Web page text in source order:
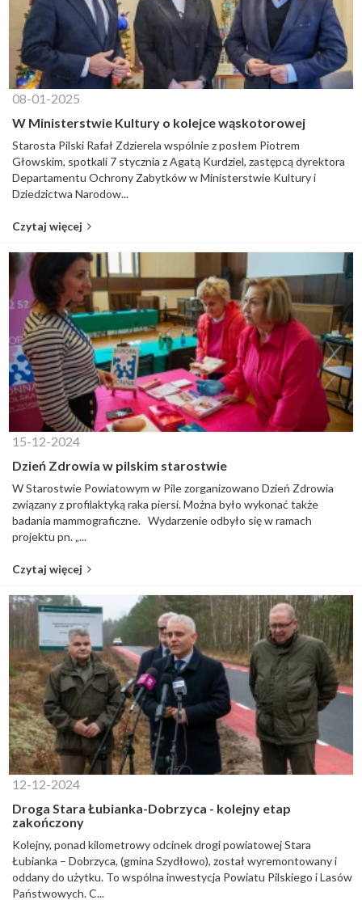
08-01-2025
W Ministerstwie Kultury o kolejce wąskotorowej
Starosta Pilski Rafał Zdzierela wspólnie z posłem Piotrem
Głowskim, spotkali 7 stycznia z Agatą Kurdziel, zastępcą dyrektora
Departamentu Ochrony Zabytków w Ministerstwie Kultury i
Dziedzictwa Narodow...
Czytaj więcej
15-12-2024
Dzień Zdrowia w pilskim starostwie
W Starostwie Powiatowym w Pile zorganizowano Dzień Zdrowia
związany z profilaktyką raka piersi. Można było wykonać także
badania mammograficzne. Wydarzenie odbyło się w ramach
projektu pn. „...
Czytaj więcej
12-12-2024
Droga Stara Łubianka-Dobrzyca - kolejny etap
zakończony
Kolejny, ponad kilometrowy odcinek drogi powiatowej Stara
Łubianka – Dobrzyca, (gmina Szydłowo), został wyremontowany i
oddany do użytku. To wspólna inwestycja Powiatu Pilskiego i Lasów
Państwowych. C...